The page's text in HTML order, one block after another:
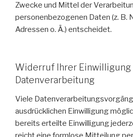
Zwecke und Mittel der
personenbezogenen Daten (z. B.
Adressen o. Ä.) entscheidet.
Widerruf Ihrer Einwilligung
Datenverarbeitung
Viele
ausdrücklichen Einwilligung
bereits erteilte Einwilligung